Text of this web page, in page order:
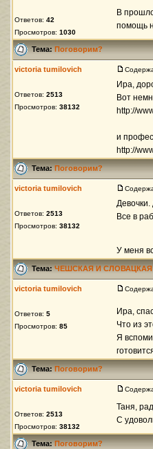
Ответов: 42
Просмотров: 1030
В
помощь
Тема:Поговорим?
victoria tumilovich
Ответов: 2513
Просмотров: 38132
Ира,
Вот
http://
и
http://
Тема:Поговорим?
victoria tumilovich
Ответов: 2513
Просмотров: 38132
Девочки.
Все в
У меня
Тема:ЧЕШСКАЯ И СЛОВАЦКАЯ
victoria tumilovich
Ответов: 5
Просмотров: 85
Ира,
Что из
Я
Тема:Поговорим?
victoria tumilovich
Ответов: 2513
Просмотров: 38132
Таня,
С
Тема:Поговорим?